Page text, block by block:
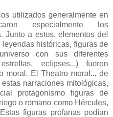
utilizados generalmente en
especialmente los
Junto a estos, elementos del
históricas, figuras de
con sus diferentes
eclipses...) fueron
moral. El Theatro moral... de
narraciones mitológicas,
protagonismo figuras de
o romano como Hércules,
figuras profanas podían